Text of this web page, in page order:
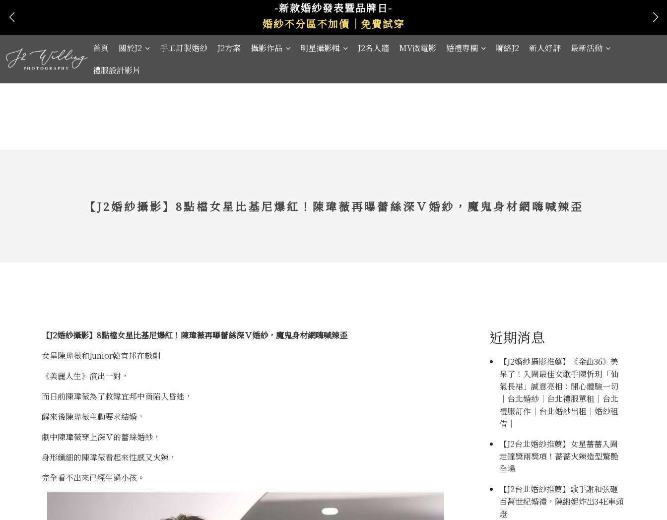
-新款婚紗發表暨品牌日-
婚紗不分區不加價｜免費試穿
首頁 關於J2 手工訂製婚紗 J2方案 攝影作品 明星攝影輯 J2名人牆 MV微電影 婚禮專欄 聯絡J2 新人好評
最新活動
禮服設計影片
【J2婚紗攝影】8點檔女星比基尼爆紅！陳瑋薇再曝蕾絲深Ｖ婚紗，魔鬼身材網嗨喊辣歪
【J2婚紗攝影】8點檔女星比基尼爆紅！陳瑋薇再曝蕾絲深Ｖ婚紗，魔鬼身材網嗨喊辣歪
女星陳瑋薇和Junior韓宜邦在戲劇
《美麗人生》演出一對，
而日前陳瑋薇為了救韓宜邦中商陷入昏迷，
醒來後陳瑋薇主動要求結婚，
劇中陳瑋薇穿上深Ｖ的蕾絲婚紗，
身形纖細的陳瑋薇看起來性感又火辣，
完全看不出來已經生過小孩。
近期消息
【J2婚紗攝影推薦】《金曲36》美
呆了！入圍最佳女歌手陳忻玥「仙
氣長裙」誠意亮相：開心體驗一切
｜台北婚紗｜台北禮服單租｜台北
禮服訂作｜台北婚紗出租｜婚紗租
借｜
【J2台北婚紗推薦】女星薔薔入圍
走鐘獎兩獎項！薔薔火辣造型驚艷
全場
【J2台北婚紗推薦】歌手謝和弦砸
百萬世紀婚禮，陳緗妮炸出34E車頭
燈